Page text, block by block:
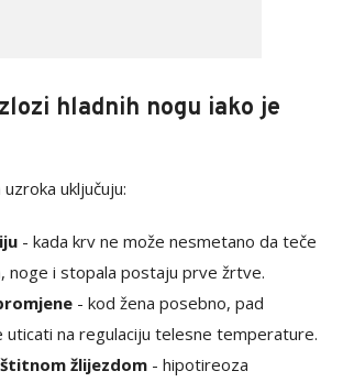
hladnih nogu iako je
uključuju:
- kada krv ne može nesmetano da teče
noge i stopala postaju prve žrtve.
- kod žena posebno, pad
na regulaciju telesne temperature.
žlijezdom - hipotireoza